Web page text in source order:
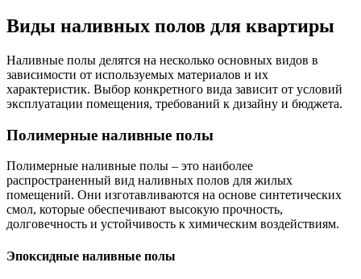
Виды наливных полов для квартиры
Наливные полы делятся на несколько основных видов в
зависимости от используемых материалов и их
характеристик. Выбор конкретного вида зависит от условий
эксплуатации помещения, требований к дизайну и бюджета.
Полимерные наливные полы
Полимерные наливные полы – это наиболее
распространенный вид наливных полов для жилых
помещений. Они изготавливаются на основе синтетических
смол, которые обеспечивают высокую прочность,
долговечность и устойчивость к химическим воздействиям.
Эпоксидные наливные полы